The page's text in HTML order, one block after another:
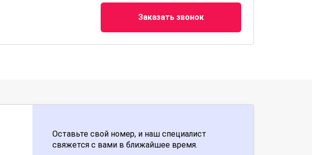
Заказать звонок
Оставьте свой номер, и наш специалист
свяжется с вами в ближайшее время.